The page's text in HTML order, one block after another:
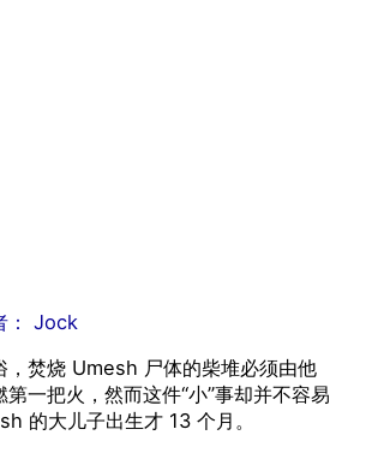
Jock
，焚烧 Umesh 尸体的柴堆必须由他
一把火，然而这件“小”事却并不容易
的大儿子出生才 13 个月。